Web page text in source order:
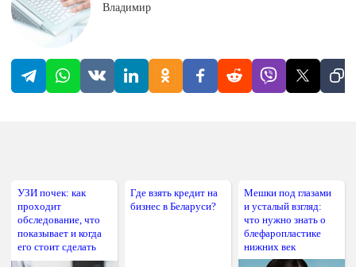
Владимир
УЗИ почек: как
проходит
обследование, что
показывает и когда
его стоит сделать
Где взять кредит на
бизнес в Беларуси?
Мешки под глазами
и усталый взгляд:
что нужно знать о
блефаропластике
нижних век